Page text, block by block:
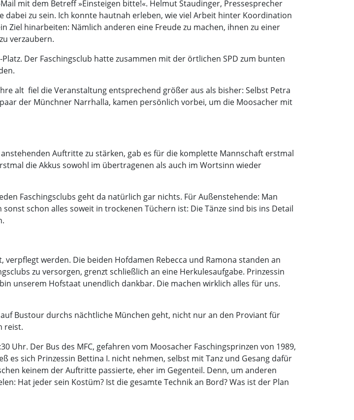
mit dem Betreff »Einsteigen bitte!«. Helmut Staudinger, Pressesprecher
dabei zu sein. Ich konnte hautnah erleben, wie viel Arbeit hinter Koordination
Ziel hinarbeiten: Nämlich anderen eine Freude zu machen, ihnen zu einer
verzaubern.
Der Faschingsclub hatte zusammen mit der örtlichen SPD zum bunten
alt  fiel die Veranstaltung entsprechend größer aus als bisher: Selbst Petra
der Münchner Narrhalla, kamen persönlich vorbei, um die Moosacher mit
Auftritte zu stärken, gab es für die komplette Mannschaft erstmal
die Akkus sowohl im übertragenen als auch im Wortsinn wieder
Faschingsclubs geht da natürlich gar nichts. Für Außenstehende: Man
schon alles soweit in trockenen Tüchern ist: Die Tänze sind bis ins Detail
werden. Die beiden Hofdamen Rebecca und Ramona standen an
zu versorgen, grenzt schließlich an eine Herkulesaufgabe. Prinzessin
unserem Hofstaat unendlich dankbar. Die machen wirklich alles für uns.
Bustour durchs nächtliche München geht, nicht nur an den Proviant für
reist.
Uhr. Der Bus des MFC, gefahren vom Moosacher Faschingsprinzen von 1989,
es sich Prinzessin Bettina I. nicht nehmen, selbst mit Tanz und Gesang dafür
keinem der Auftritte passierte, eher im Gegenteil. Denn, um anderen
Hat jeder sein Kostüm? Ist die gesamte Technik an Bord? Was ist der Plan